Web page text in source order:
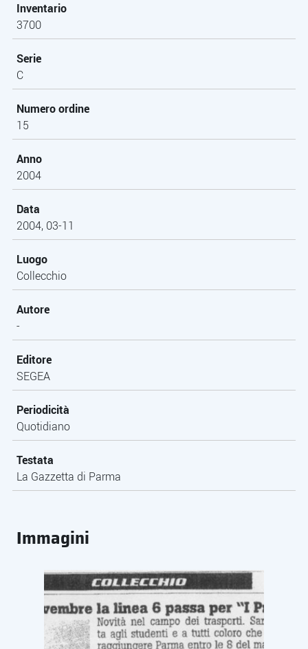
Inventario
3700
Serie
C
Numero ordine
15
Anno
2004
Data
2004, 03-11
Luogo
Collecchio
Autore
-
Editore
SEGEA
Periodicità
Quotidiano
Testata
La Gazzetta di Parma
Immagini